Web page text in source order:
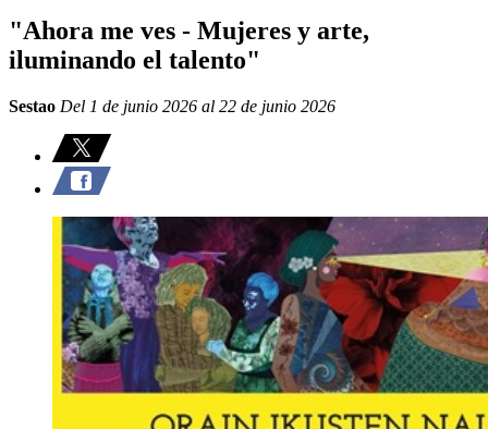
"Ahora me ves - Mujeres y arte,
iluminando el talento"
Sestao Del 1 de junio 2026 al 22 de junio 2026